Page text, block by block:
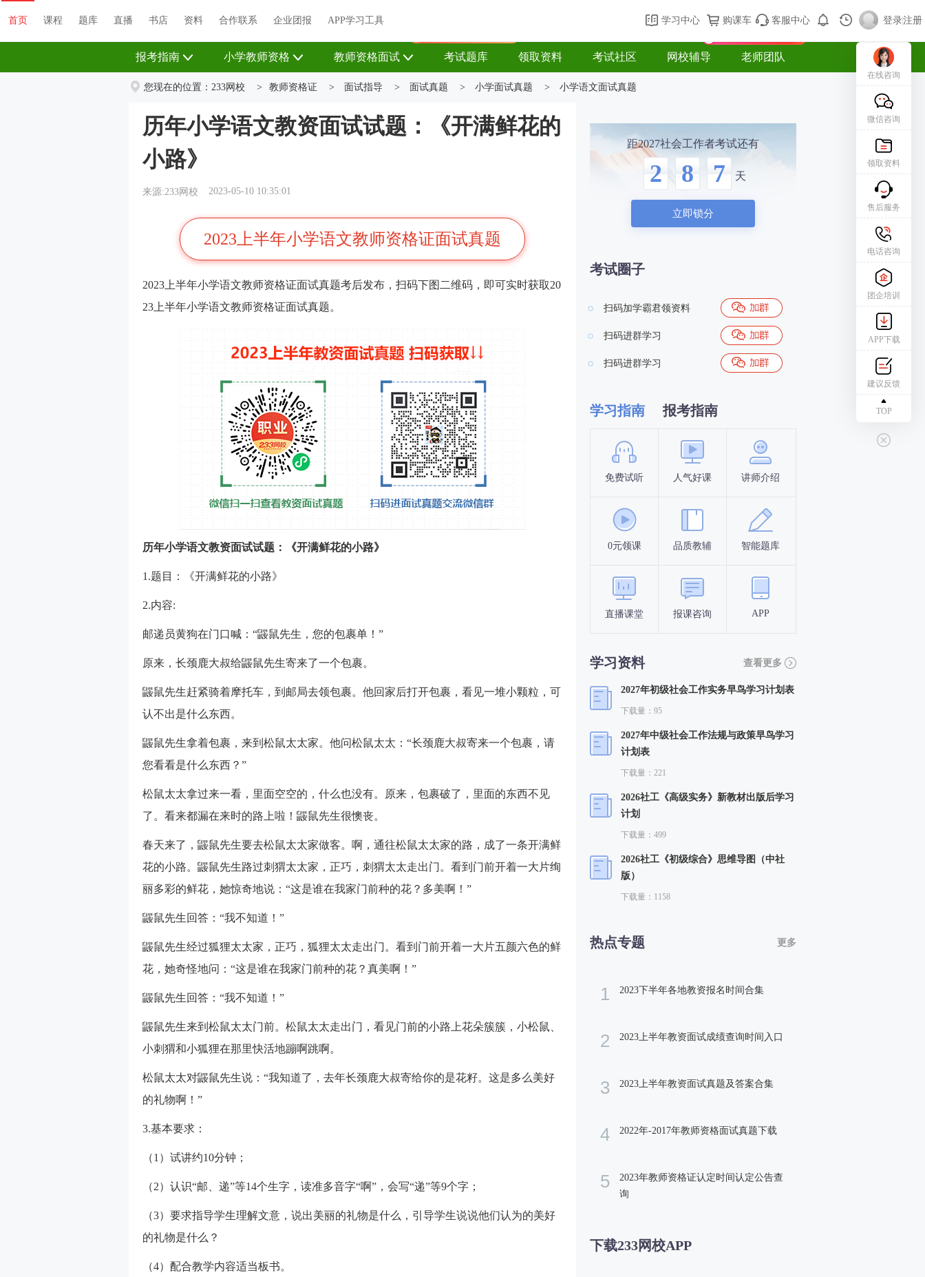
首页 课程 题库 直播 书店 资料 关于我们 帮助中心 购课车 登录/注册
首页 课程 题库 直播 书店 资料 合作联系 企业团报 APP学习工具 学习中心 购课车 客服中心 登录|注册
报考指南 小学教师资格 教师资格面试 考试题库 领取资料 考试社区 网校辅导 老师团队
您现在的位置： 233网校 > 教师资格证 > 面试指导 > 面试真题 > 小学面试真题 > 小学语文面试真题
历年小学语文教资面试试题：《开满鲜花的
小路》
来源:233网校 2023-05-10 10:35:01
2023上半年小学语文教师资格证面试真题
2023上半年小学语文教师资格证面试真题考后发布，扫码下图二维码，即可实时获取20
23上半年小学语文教师资格证面试真题。
历年小学语文教资面试试题：《开满鲜花的小路》
1.题目：《开满鲜花的小路》
2.内容:
邮递员黄狗在门口喊：“鼹鼠先生，您的包裹单！”
原来，长颈鹿大叔给鼹鼠先生寄来了一个包裹。
鼹鼠先生赶紧骑着摩托车，到邮局去领包裹。他回家后打开包裹，看见一堆小颗粒，可
认不出是什么东西。
鼹鼠先生拿着包裹，来到松鼠太太家。他问松鼠太太：“长颈鹿大叔寄来一个包裹，请
您看看是什么东西？”
松鼠太太拿过来一看，里面空空的，什么也没有。原来，包裹破了，里面的东西不见
了。看来都漏在来时的路上啦！鼹鼠先生很懊丧。
春天来了，鼹鼠先生要去松鼠太太家做客。啊，通往松鼠太太家的路，成了一条开满鲜
花的小路。鼹鼠先生路过刺猬太太家，正巧，刺猬太太走出门。看到门前开着一大片绚
丽多彩的鲜花，她惊奇地说：“这是谁在我家门前种的花？多美啊！”
鼹鼠先生回答：“我不知道！”
鼹鼠先生经过狐狸太太家，正巧，狐狸太太走出门。看到门前开着一大片五颜六色的鲜
花，她奇怪地问：“这是谁在我家门前种的花？真美啊！”
鼹鼠先生回答：“我不知道！”
鼹鼠先生来到松鼠太太门前。松鼠太太走出门，看见门前的小路上花朵簇簇，小松鼠、
小刺猬和小狐狸在那里快活地蹦啊跳啊。
松鼠太太对鼹鼠先生说：“我知道了，去年长颈鹿大叔寄给你的是花籽。这是多么美好
的礼物啊！”
3.基本要求：
（1）试讲约10分钟；
（2）认识“邮、递”等14个生字，读准多音字“啊”，会写“递”等9个字；
（3）要求指导学生理解文意，说出美丽的礼物是什么，引导学生说说他们认为的美好
的礼物是什么？
（4）配合教学内容适当板书。
距2027社会工作者考试还有
2 8 7 天
立即锁分
考试圈子
扫码加学霸君领资料
扫码进群学习
扫码进群学习
学习指南 报考指南
免费试听 人气好课 讲师介绍
0元领课 品质教辅 智能题库
直播课堂 报课咨询 APP
学习资料 查看更多
2027年初级社会工作实务早鸟学习计划表
下载量：95
2027年中级社会工作法规与政策早鸟学习
计划表
下载量：221
2026社工《高级实务》新教材出版后学习
计划
下载量：499
2026社工《初级综合》思维导图（中社
版）
下载量：1158
热点专题 更多
1 2023下半年各地教资报名时间合集
2 2023上半年教资面试成绩查询时间入口
3 2023上半年教资面试真题及答案合集
4 2022年-2017年教师资格面试真题下载
5
2023年教师资格证认定时间认定公告查
询
下载233网校APP
在线咨询
微信咨询
领取资料
售后服务
电话咨询
团企培训
APP下载
建议反馈
TOP